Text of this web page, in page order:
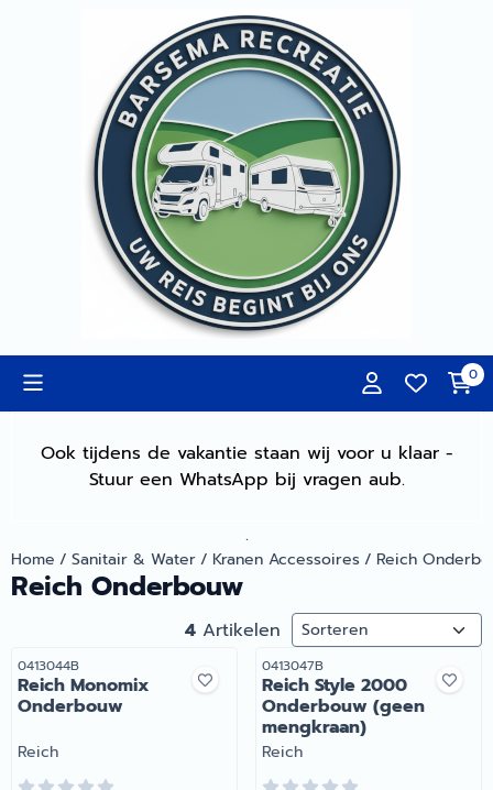
Cookievoorkeuren zijn momenteel gesloten.
0
Ook tijdens de vakantie staan wij voor u klaar -
Stuur een WhatsApp bij vragen aub.
.
Home / Sanitair & Water/ Kranen Accessoires/ Reich
Reich Onderbouw
4 Artikelen Sorteermethode
Artikelnummer
0413044B
Reich Monomix
Onderbouw
Merk:
Reich
Artikelnummer
0413047B
Reich Style 2000
Onderbouw (geen
mengkraan)
Merk:
Reich